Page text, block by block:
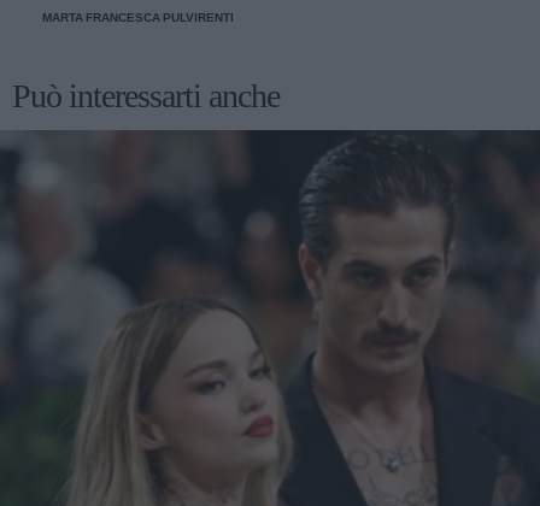
contemporanei e perfetti da replicare nella vita di tutti i
MARTA FRANCESCA PULVIRENTI
Può interessarti anche